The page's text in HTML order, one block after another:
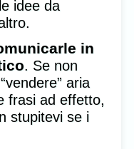
idee da
in
. Se non
aria
frasi ad effetto,
stupitevi se i